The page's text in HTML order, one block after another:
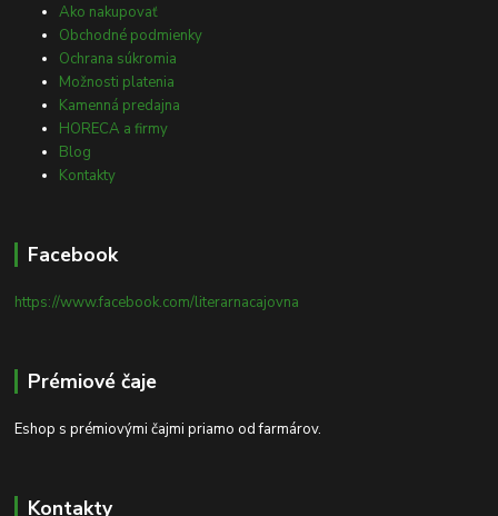
Ako nakupovať
Obchodné podmienky
Ochrana súkromia
Možnosti platenia
Kamenná predajna
HORECA a firmy
Blog
Kontakty
Facebook
https://www.facebook.com/literarnacajovna
Prémiové čaje
Eshop s prémiovými čajmi priamo od farmárov.
Kontakty